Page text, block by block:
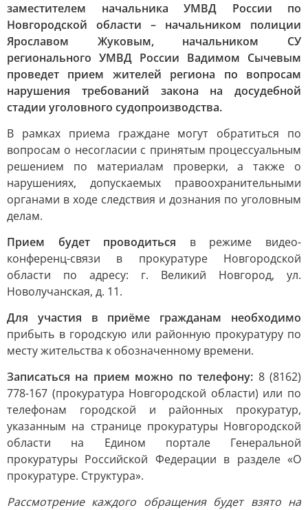
заместителем начальника УМВД России по
Новгородской области – начальником полиции
Ярославом Жуковым, начальником СУ
регионального УМВД России Вадимом Сычевым
проведет прием жителей региона по вопросам
нарушения требований закона на досудебной
стадии уголовного судопроизводства.
В рамках приема граждане могут обратиться по
вопросам о несогласии с принятым процессуальным
решением по материалам проверки, а также о
нарушениях, допускаемых правоохранительными
органами в ходе следствия и дознания по уголовным
делам.
Прием будет проводиться в режиме видео-
конференц-связи в прокуратуре Новгородской
области по адресу: г. Великий Новгород, ул.
Новолучанская, д. 11.
Для участия в приёме гражданам необходимо
прибыть в городскую или районную прокуратуру по
месту жительства к обозначенному времени.
Записаться на прием можно по телефону: 8 (8162)
778-167 (прокуратура Новгородской области) или по
телефонам городской и районных прокуратур,
указанным на странице прокуратуры Новгородской
области на Едином портале Генеральной
прокуратуры Российской Федерации в разделе «О
прокуратуре. Структура».
Рассмотрение каждого обращения будет взято на